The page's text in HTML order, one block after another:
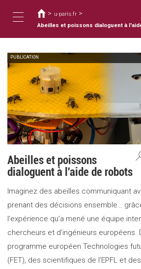
contenido
Toggle
navigation
está
aquí
> u-paris.fr >
Abeilles et poissons dialoguent à
PUBLICATION
Abeilles et poissons
dialoguent à l'aide de robots
Imaginez des abeilles communiquant
prenant des décisions ensemble…
l’expérience qu’a mené une équipe
chercheurs et d’ingénieurs européens.
programme européen Technologies
(FET), des scientifiques de l’EPFL et